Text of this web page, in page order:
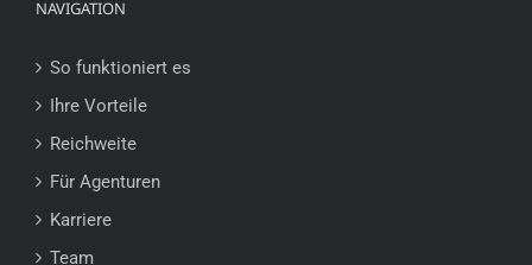
NAVIGATION
So funktioniert es
Ihre Vorteile
Reichweite
Für Agenturen
Karriere
Team